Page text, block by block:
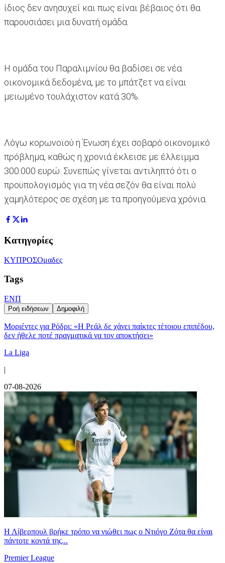
ίδιος δεν ανησυχεί και πως είναι βέβαιος ότι θα
παρουσιάσει μια δυνατή ομάδα.
Η ομάδα του Παραλιμνίου θα βαδίσει σε νέα
οικονομικά δεδομένα, με το μπάτζετ να είναι
μειωμένο τουλάχιστον κατά 30%.
Λόγω κορωνοϊού η Ένωση έχει σοβαρό οικονομικό
πρόβλημα, καθώς η χρονιά έκλεισε με έλλειμμα
300.000 ευρώ. Συνεπώς γίνεται αντιληπτό ότι ο
προϋπολογισμός για τη νέα σεζόν θα είναι πολύ
χαμηλότερος σε σχέση με τα προηγούμενα χρόνια.
Κατηγορίες
ΚΥΠΡΟΣΟμαδες
Tags
ΕΝΠ
Ροή ειδήσεων Δημοφιλή
Μοριέντες για Ρόδρι: «Η Ρεάλ δε χάνει παίκτες τέτοιου επιπέδου,
δεν ήθελε ποτέ πραγματικά να τον αποκτήσει»
La Liga
|
07-08-2026
Η Λίβερπουλ βρήκε τρόπο να νιώθει πως ο Ντιόγο Ζότα θα είναι
πάντοτε κοντά της...
Premier League